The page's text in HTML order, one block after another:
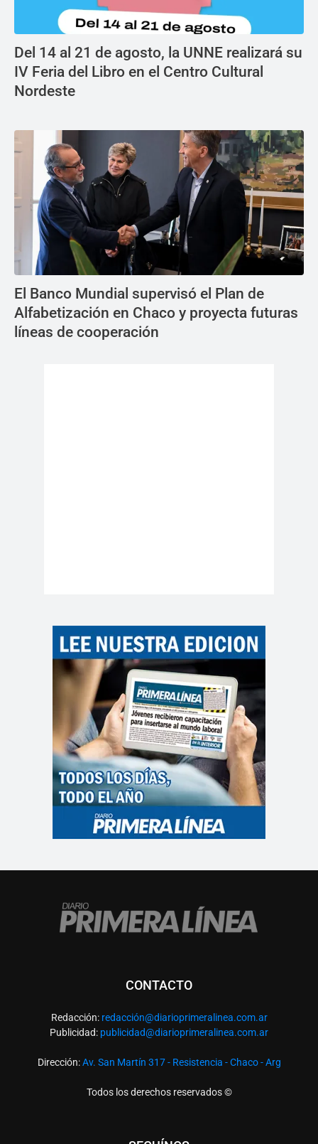
Del 14 al 21 de agosto, la UNNE realizará su
IV Feria del Libro en el Centro Cultural
Nordeste
El Banco Mundial supervisó el Plan de
Alfabetización en Chaco y proyecta futuras
líneas de cooperación
CONTACTO
Redacción: redacción@diarioprimeralinea.com.ar
Publicidad: publicidad@diarioprimeralinea.com.ar
Dirección:Av. San Martín 317 - Resistencia - Chaco - Arg
Todos los derechos reservados ©